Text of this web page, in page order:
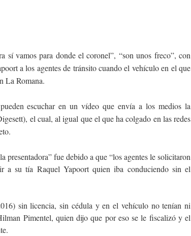
sí vamos para donde el coronel”, “son unos freco”, con
a los agentes de tránsito cuando el vehículo en el que
La Romana.
escuchar en un vídeo que envía a los medios la
el cual, al igual que el que ha colgado en las redes
fue debido a que “los agentes le solicitaron
a su tía Raquel Yapoort quien iba conduciendo sin el
sin licencia, sin cédula y en el vehículo no tenían ni
Pimentel, quien dijo que por eso se le fiscalizó y el